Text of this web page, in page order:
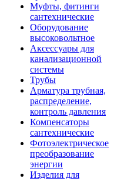
Муфты, фитинги
сантехнические
Оборудование
высоковольтное
Аксессуары для
канализационной
системы
Трубы
Арматура трубная,
распределение,
контроль давления
Компенсаторы
сантехнические
Фотоэлектрическое
преобразование
энергии
Изделия для